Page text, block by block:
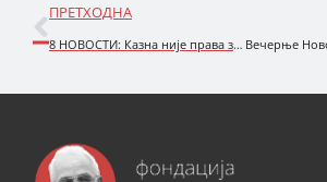
ПРЕТХОДНА
8 НОВОСТИ: Казна није права заштита